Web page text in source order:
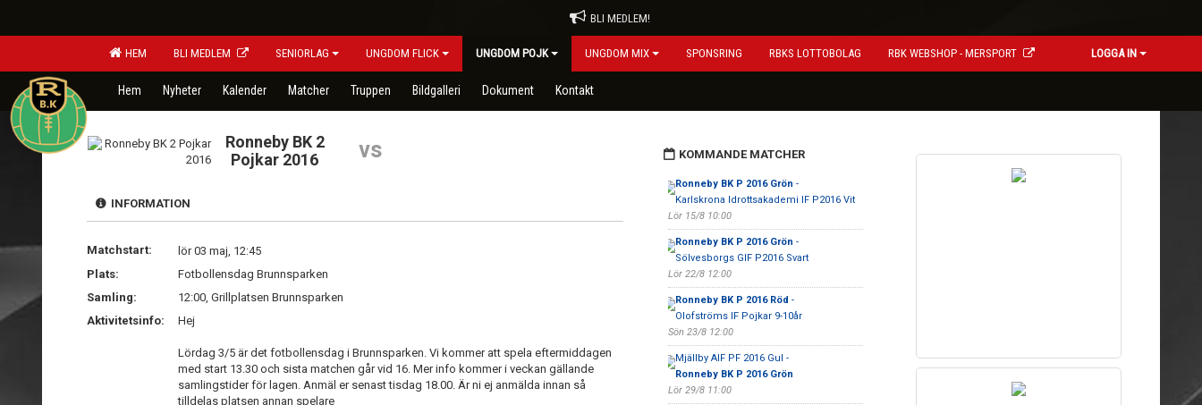
BLI MEDLEM!
HEM BLI MEDLEM SENIORLAG UNGDOM FLICK UNGDOM POJK UNGDOM MIX SPONSRING RBKS LOTTOBOLAG RBK WEBSHOP - MERSPORT LOGGA IN
Hem Nyheter Kalender Matcher Truppen Bildgalleri Dokument Kontakt
Ronneby BK 2
Pojkar 2016
vs
INFORMATION
Matchstart:
lör 03 maj, 12:45
Plats:
Fotbollensdag Brunnsparken
Samling:
12:00, Grillplatsen Brunnsparken
Aktivitetsinfo:
Hej
Lördag 3/5 är det fotbollensdag i Brunnsparken. Vi kommer att spela eftermiddagen
med start 13.30 och sista matchen går vid 16. Mer info kommer i veckan gällande
samlingstider för lagen. Anmäl er senast tisdag 18.00. Är ni ej anmälda innan så
tilldelas platsen annan spelare
KOMMANDE MATCHER
Ronneby BK P 2016 Grön -
Karlskrona Idrottsakademi IF P2016 Vit
Lör 15/8 10:00
Ronneby BK P 2016 Grön -
Sölvesborgs GIF P2016 Svart
Lör 22/8 12:00
Ronneby BK P 2016 Röd -
Olofströms IF Pojkar 9-10år
Sön 23/8 12:00
Mjällby AIF PF 2016 Gul -
Ronneby BK P 2016 Grön
Lör 29/8 11:00